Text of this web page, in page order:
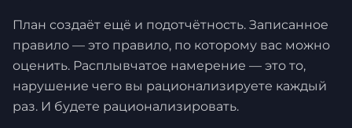
План создаёт ещё и подотчётность. Записанное
правило — это правило, по которому вас можно
оценить. Расплывчатое намерение — это то,
нарушение чего вы рационализируете каждый
раз. И будете рационализировать.